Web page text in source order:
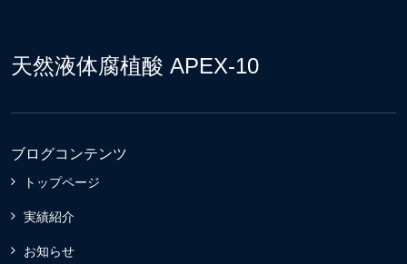
天然液体腐植酸 APEX-10
ブログコンテンツ
トップページ
実績紹介
お知らせ